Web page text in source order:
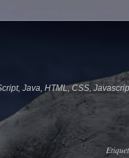
Java, HTML, CSS,